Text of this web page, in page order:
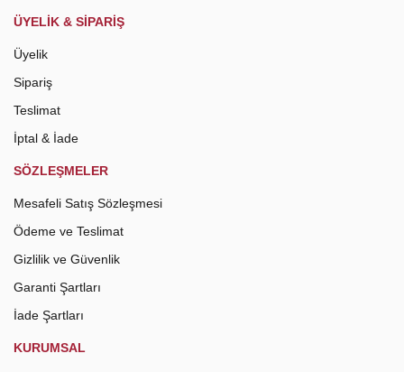
ÜYELİK & SİPARİŞ
Üyelik
Sipariş
Teslimat
İptal & İade
SÖZLEŞMELER
Mesafeli Satış Sözleşmesi
Ödeme ve Teslimat
Gizlilik ve Güvenlik
Garanti Şartları
İade Şartları
KURUMSAL